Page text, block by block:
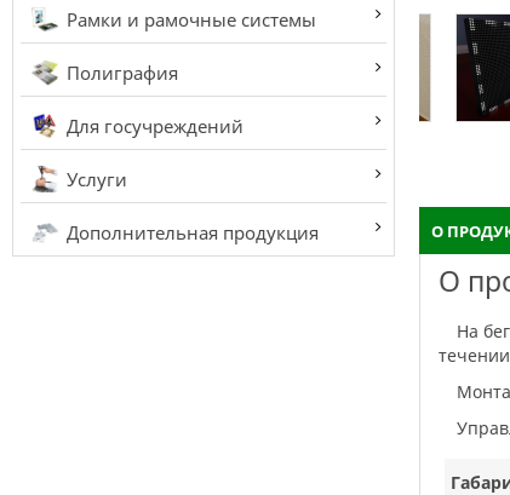
Рамки и рамочные системы
Полиграфия
Для госучреждений
Услуги
Дополнительная продукция О
О
На бегущей строке можно отобразить текст, картинки, анимацию, а также время и дату. Изменить рекламную информацию можно в